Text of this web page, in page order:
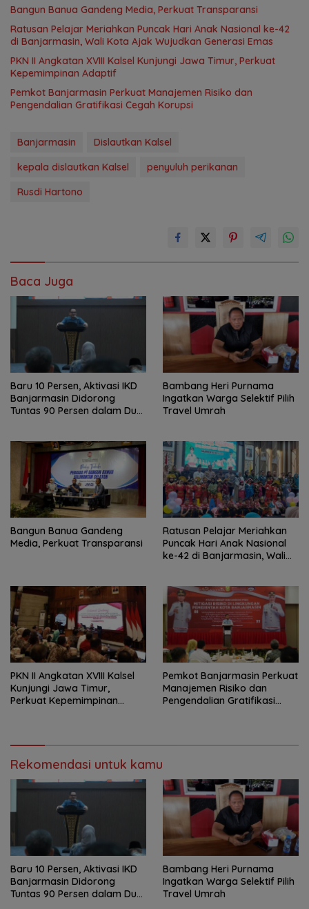
Bangun Banua Gandeng Media, Perkuat Transparansi
Ratusan Pelajar Meriahkan Puncak Hari Anak Nasional ke-42
di Banjarmasin, Wali Kota Ajak Wujudkan Generasi Emas
PKN II Angkatan XVIII Kalsel Kunjungi Jawa Timur, Perkuat
Kepemimpinan Adaptif
Pemkot Banjarmasin Perkuat Manajemen Risiko dan
Pengendalian Gratifikasi Cegah Korupsi
Banjarmasin
Dislautkan Kalsel
kepala dislautkan Kalsel
penyuluh perikanan
Rusdi Hartono
Baca Juga
Baru 10 Persen, Aktivasi IKD
Banjarmasin Didorong
Tuntas 90 Persen dalam Dua
Bambang Heri Purnama
Ingatkan Warga Selektif Pilih
Travel Umrah
Bangun Banua Gandeng
Media, Perkuat Transparansi
Ratusan Pelajar Meriahkan
Puncak Hari Anak Nasional
ke-42 di Banjarmasin, Wali
PKN II Angkatan XVIII Kalsel
Kunjungi Jawa Timur,
Perkuat Kepemimpinan
Pemkot Banjarmasin Perkuat
Manajemen Risiko dan
Pengendalian Gratifikasi
Rekomendasi untuk kamu
Baru 10 Persen, Aktivasi IKD
Banjarmasin Didorong
Tuntas 90 Persen dalam Dua
Bambang Heri Purnama
Ingatkan Warga Selektif Pilih
Travel Umrah